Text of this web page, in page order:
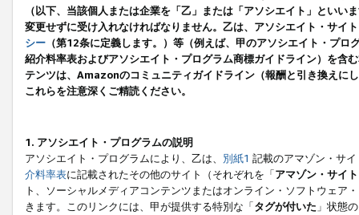
（以下、当該個人または企業を「乙」または「アソシエイト」とい
変更せずに受け入れなければなりません。乙は、アソシエイト・サイ
シー （第12条に定義します。）等（例えば、甲のアソシエイト・プ
紹介料率表およびアソシエイト・プログラム商標ガイドライン）を
テンツは、Amazonのコミュニティガイドライン（報酬と引き換えに
これらを注意深くご精読ください。
1. アソシエイト・プログラムの説明
アソシエイト・プログラムにより、乙は、 別紙1 記載のアマゾン・サ
介料率表に記載されたその他のサイト（それぞれを「アマゾン・サイト
ト、ソーシャルメディアコンテンツまたはオンライン・ソフトウェア
きます。このリンクには、甲が提供する特別な「タグが付いた 」状態